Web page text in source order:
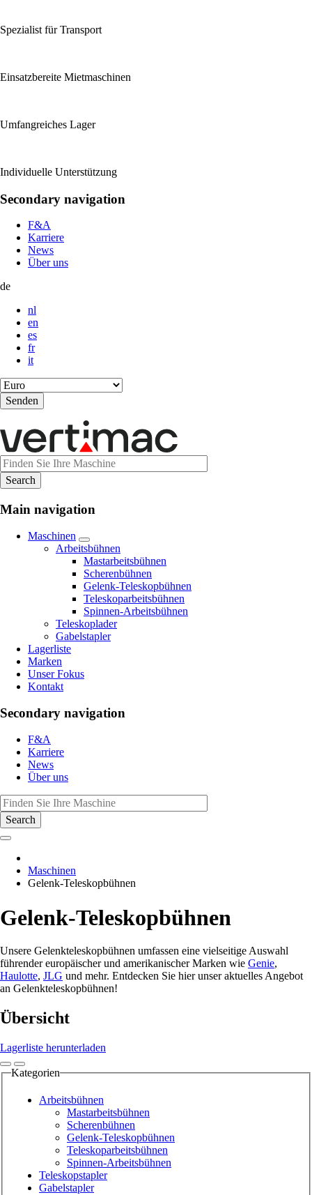
Spezialist für Transport
Einsatzbereite Mietmaschinen
Umfangreiches Lager
Individuelle Unterstützung
Secondary navigation
F&A
Karriere
News
Über uns
de
nl
en
es
fr
it
Main navigation
Maschinen
Arbeitsbühnen
Mastarbeitsbühnen
Scherenbühnen
Gelenk-Teleskopbühnen
Teleskoparbeitsbühnen
Spinnen-Arbeitsbühnen
Teleskoplader
Gabelstapler
Lagerliste
Marken
Unser Fokus
Kontakt
Secondary navigation
F&A
Karriere
News
Über uns
Maschinen
Gelenk-Teleskopbühnen
Gelenk-Teleskopbühnen
Unsere Gelenkteleskopbühnen umfassen eine vielseitige Auswahl
führender europäischer und amerikanischer Marken wie Genie,
Haulotte, JLG und mehr. Entdecken Sie hier unser aktuelles Angebot
an Gelenkteleskopbühnen!
Übersicht
Lagerliste herunterladen
Kategorien
Arbeitsbühnen
Mastarbeitsbühnen
Scherenbühnen
Gelenk-Teleskopbühnen
Teleskoparbeitsbühnen
Spinnen-Arbeitsbühnen
Teleskopstapler
Gabelstapler